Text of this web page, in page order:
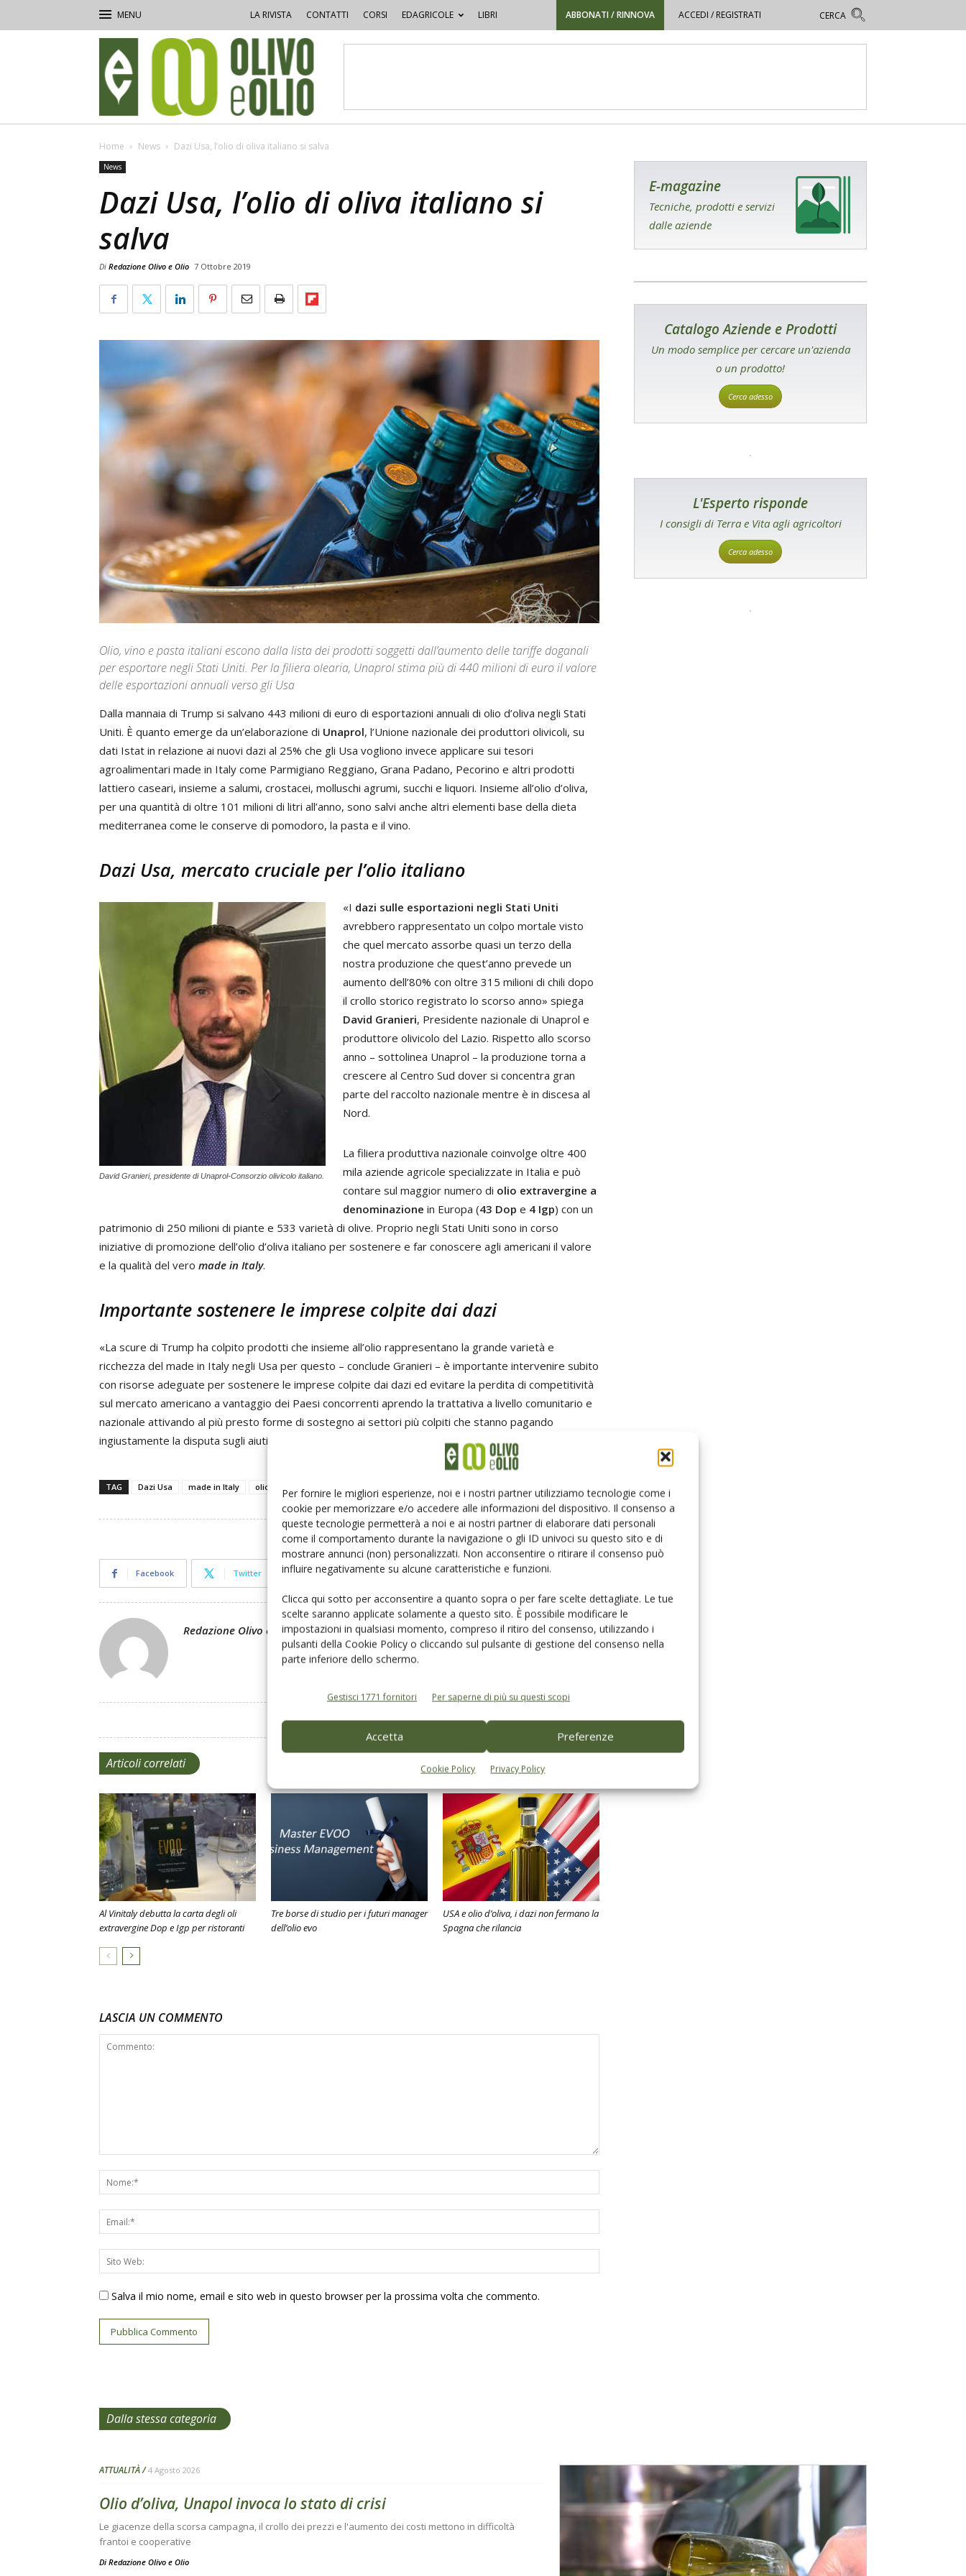
Per fornire le migliori esperienze, noi e i nostri partner utilizziamo tecnologie come i
cookie per memorizzare e/o accedere alle informazioni del dispositivo. Il consenso a
queste tecnologie permetterà a noi e ai nostri partner di elaborare dati personali
come il comportamento durante la navigazione o gli ID univoci su questo sito e di
mostrare annunci (non) personalizzati. Non acconsentire o ritirare il consenso può
influire negativamente su alcune caratteristiche e funzioni.
Clicca qui sotto per acconsentire a quanto sopra o per fare scelte dettagliate. Le tue
scelte saranno applicate solamente a questo sito. È possibile modificare le
impostazioni in qualsiasi momento, compreso il ritiro del consenso, utilizzando i
pulsanti della Cookie Policy o cliccando sul pulsante di gestione del consenso nella
parte inferiore dello schermo.
Gestisci 1771 fornitori Per saperne di più su questi scopi
Accetta Preferenze
Cookie Policy Privacy Policy
LA RIVISTA CONTATTI CORSI EDAGRICOLE LIBRI ABBONATI / RINNOVA ACCEDI / REGISTRATI
e
Olio
Home News Dazi Usa, l’olio di oliva italiano si salva
News
Dazi Usa, l’olio di oliva italiano si
salva
Di Redazione Olivo e Olio 7 Ottobre 2019
Olio, vino e pasta italiani escono dalla lista dei prodotti soggetti dall’aumento delle tariffe doganali
per esportare negli Stati Uniti. Per la filiera olearia, Unaprol stima più di 440 milioni di euro il valore
delle esportazioni annuali verso gli Usa
Dalla mannaia di Trump si salvano 443 milioni di euro di esportazioni annuali di olio d’oliva negli Stati
Uniti. È quanto emerge da un’elaborazione di Unaprol, l’Unione nazionale dei produttori olivicoli, su
dati Istat in relazione ai nuovi dazi al 25% che gli Usa vogliono invece applicare sui tesori
agroalimentari made in Italy come Parmigiano Reggiano, Grana Padano, Pecorino e altri prodotti
lattiero caseari, insieme a salumi, crostacei, molluschi agrumi, succhi e liquori. Insieme all’olio d’oliva,
per una quantità di oltre 101 milioni di litri all’anno, sono salvi anche altri elementi base della dieta
mediterranea come le conserve di pomodoro, la pasta e il vino.
Dazi Usa, mercato cruciale per l’olio italiano
David Granieri, presidente di Unaprol-Consorzio olivicolo italiano.
«I dazi sulle esportazioni negli Stati Uniti
avrebbero rappresentato un colpo mortale visto
che quel mercato assorbe quasi un terzo della
nostra produzione che quest’anno prevede un
aumento dell’80% con oltre 315 milioni di chili dopo
il crollo storico registrato lo scorso anno» spiega
David Granieri, Presidente nazionale di Unaprol e
produttore olivicolo del Lazio. Rispetto allo scorso
anno – sottolinea Unaprol – la produzione torna a
crescere al Centro Sud dover si concentra gran
parte del raccolto nazionale mentre è in discesa al
Nord.
La filiera produttiva nazionale coinvolge oltre 400
mila aziende agricole specializzate in Italia e può
contare sul maggior numero di olio extravergine a
denominazione in Europa (43 Dop e 4 Igp) con un
patrimonio di 250 milioni di piante e 533 varietà di olive. Proprio negli Stati Uniti sono in corso
iniziative di promozione dell’olio d’oliva italiano per sostenere e far conoscere agli americani il valore
e la qualità del vero made in Italy.
Importante sostenere le imprese colpite dai dazi
«La scure di Trump ha colpito prodotti che insieme all’olio rappresentano la grande varietà e
ricchezza del made in Italy negli Usa per questo – conclude Granieri – è importante intervenire subito
con risorse adeguate per sostenere le imprese colpite dai dazi ed evitare la perdita di competitività
sul mercato americano a vantaggio dei Paesi concorrenti aprendo la trattativa a livello comunitario e
nazionale attivando al più presto forme di sostegno ai settori più colpiti che stanno pagando
ingiustamente la disputa sugli aiuti a Airbus e Boeing che ha originato la guerra commerciale».
TAG Dazi Usa made in Italy olio di oliva Unaprol - Consorzio Olivicolo Italiano
Facebook Twitter Linkedin Pinterest Email
Redazione Olivo e Olio
Articoli correlati
Al Vinitaly debutta la carta degli oli
extravergine Dop e Igp per ristoranti
Tre borse di studio per i futuri manager
dell’olio evo
USA e olio d’oliva, i dazi non fermano la
Spagna che rilancia
LASCIA UN COMMENTO
Salva il mio nome, email e sito web in questo browser per la prossima volta che commento.
E-magazine
Tecniche, prodotti e servizi
dalle aziende
Catalogo Aziende e Prodotti
Un modo semplice per cercare un'azienda
o un prodotto!
Cerca adesso
L'Esperto risponde
I consigli di Terra e Vita agli agricoltori
Cerca adesso
Dalla stessa categoria
ATTUALITÀ 4 Agosto 2026
Olio d’oliva, Unapol invoca lo stato di crisi
Le giacenze della scorsa campagna, il crollo dei prezzi e l'aumento dei costi mettono in difficoltà
frantoi e cooperative
Di Redazione Olivo e Olio